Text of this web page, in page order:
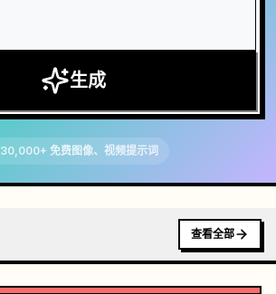
生成
30,000+ 免费图像、视频提示词
查看全部